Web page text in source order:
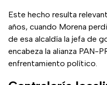
Este hecho resulta
años, cuando Morena
de esa alcaldía la jefa de
encabeza la alianza PAN-
enfrentamiento político.